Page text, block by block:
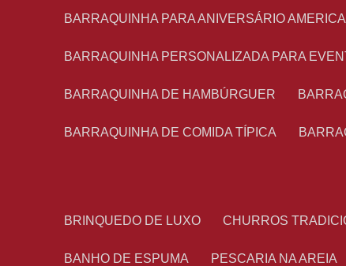
BARRAQUINHA PARA ANIVERSÁRIO
BARRAQUINHA PERSONALIZADA PARA
BARRAQUINHA DE HAMBÚRGUER
BARRAQUINHA DE COMIDA TÍPICA
BRINQUEDO DE LUXO CHURROS
BANHO DE ESPUMA PESCARIA NA AREIA